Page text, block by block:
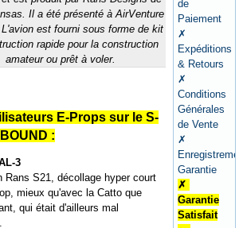
Il a été présenté à AirVenture
est fourni sous forme de kit
rapide pour la construction
amateur ou prêt à voler.
E-Props sur le S-
:
3
Rans S21, décollage hyper court
mieux qu'avec la Catto que
qui était d'ailleurs mal
de
Paiement
✗
Expéditions
& Retours
✗
Conditions
Générales
de Vente
✗
Garantie
✗
Garantie
Satisfait